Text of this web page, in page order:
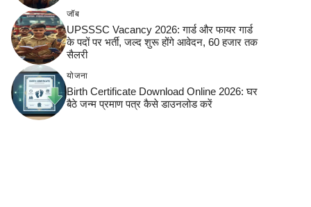
जॉब
UPSSSC Vacancy 2026: गार्ड और फायर गार्ड
के पदों पर भर्ती, जल्द शुरू होंगे आवेदन, 60 हजार तक
सैलरी
योजना
Birth Certificate Download Online 2026: घर
बैठे जन्म प्रमाण पत्र कैसे डाउनलोड करें